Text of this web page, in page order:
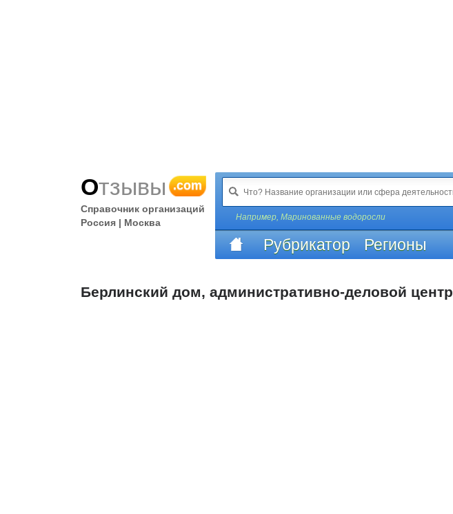
Отзывы .com
Справочник организаций
Россия | Москва
Например, Маринованные водоросли
Рубрикатор Регионы
Берлинский дом, административно-деловой центр